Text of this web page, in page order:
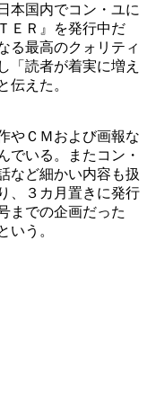
本国内でコン・ユに
ＥＲ』を発行中だ
る最高のクォリティ
「読者が着実に増え
伝えた。
やＣＭおよび画報な
でいる。またコン・
など細かい内容も扱
、３カ月置きに発行
までの企画だった
いう。